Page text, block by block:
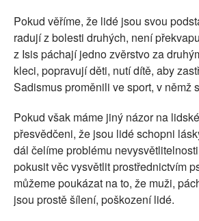
Pokud věříme, že lidé jsou svou
radují z bolesti druhých, není
z Isis páchají jedno zvěrstvo za
kleci, popravují děti, nutí dítě, aby
Sadismus proměnili ve sport, v němž
Pokud však máme jiný názor na
přesvědčeni, že jsou lidé schopni
dál čelíme problému
pokusit věc vysvětlit prostřednictvím
můžeme poukázat na to, že muži,
jsou prostě šílení, poškození lidé.